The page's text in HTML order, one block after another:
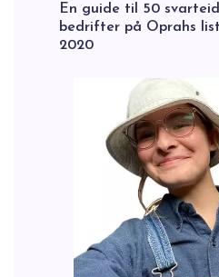
En guide til 50
bedrifter på Oprahs
2020